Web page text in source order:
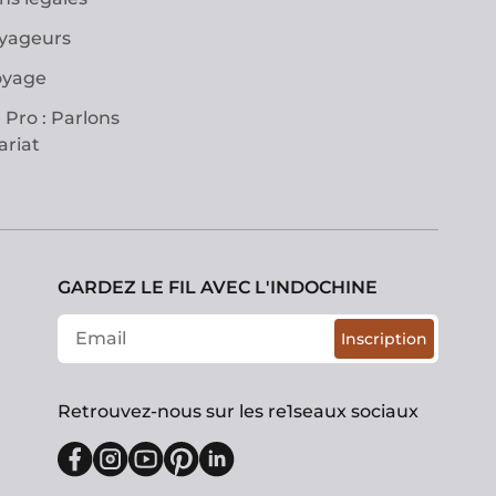
Pro : Parlons
GARDEZ LE FIL AVEC L'INDOCHINE
Inscription
Retrouvez-nous sur les re1seaux sociaux